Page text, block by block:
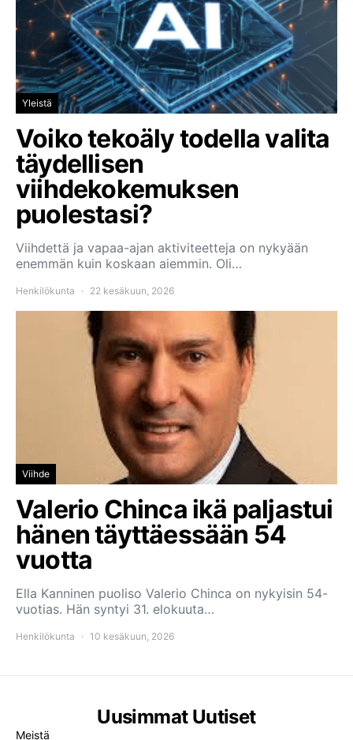
Yleistä
Voiko tekoäly todella valita
täydellisen
viihdekokemuksen
puolestasi?
Viihdettä ja vapaa-ajan aktiviteetteja on nykyään
enemmän kuin koskaan aiemmin. Oli…
Henkilökunta 22 kesäkuun, 2026
Viihde
Valerio Chinca ikä paljastui
hänen täyttäessään 54
vuotta
Ella Kanninen puoliso Valerio Chinca on nykyisin 54-
vuotias. Hän syntyi 31. elokuuta…
Henkilökunta 10 kesäkuun, 2026
Uusimmat Uutiset
Meistä